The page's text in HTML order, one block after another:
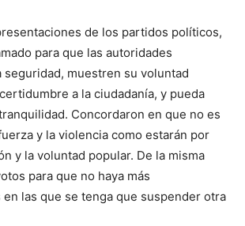
de los partidos políticos,
para que las autoridades
seguridad, muestren su voluntad
a la ciudadanía, y pueda
Concordaron en que no es
y la violencia como estarán por
y la voluntad popular. De la misma
para que no haya más
las que se tenga que suspender otra